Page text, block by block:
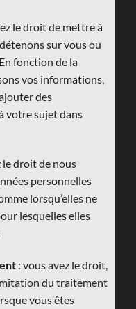
le droit de mettre à
sur vous ou
fonction de la
vos informations,
des
votre sujet dans
le droit de nous
personnelles
lorsqu’elles ne
lesquelles elles
: vous avez le droit,
du traitement
vous êtes